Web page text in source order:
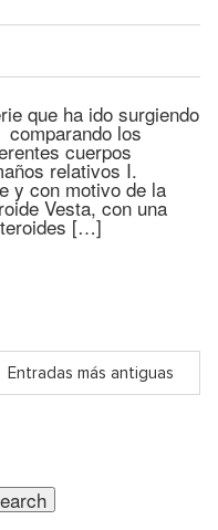
que ha ido surgiendo
los
cuerpos
relativos I.
y con motivo de la
Vesta, con una
[…]
Entradas más antiguas